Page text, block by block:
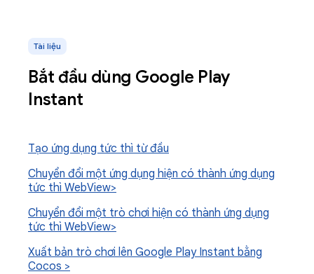
Tài liệu
Bắt đầu dùng Google Play
Instant
Tạo ứng dụng tức thì từ đầu
Chuyển đổi một ứng dụng hiện có thành ứng dụng
tức thì WebView>
Chuyển đổi một trò chơi hiện có thành ứng dụng
tức thì WebView>
Xuất bản trò chơi lên Google Play Instant bằng
Cocos >